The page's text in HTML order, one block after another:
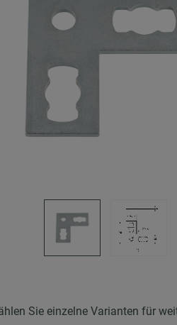
Sie einzelne Varianten für